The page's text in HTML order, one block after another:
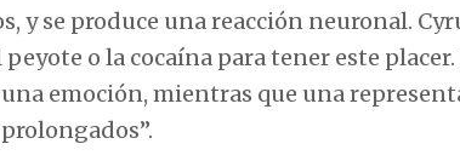
y se produce una reacción neuronal.
o la cocaína para tener este placer.
emoción, mientras que una